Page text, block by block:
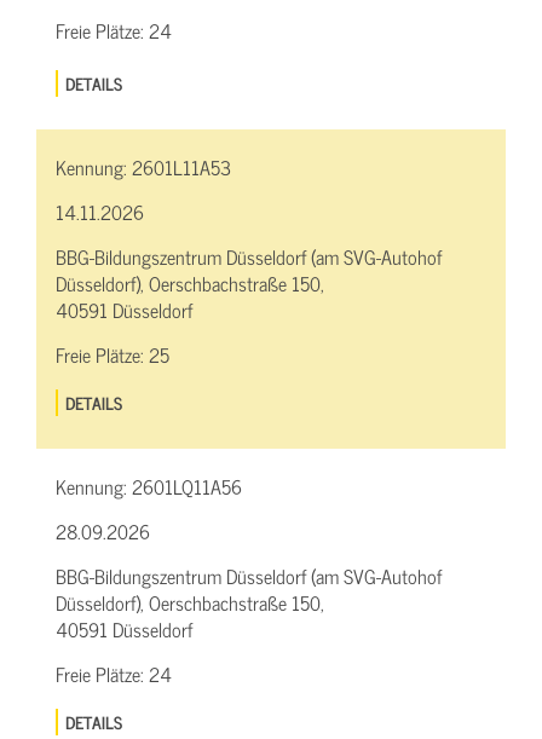
Freie Plätze:24
DETAILS
Kennung:2601L11A53
14.11.2026
BBG-Bildungszentrum Düsseldorf (am SVG-Autohof
Düsseldorf), Oerschbachstraße 150,
40591 Düsseldorf
Freie Plätze:25
DETAILS
Kennung:2601LQ11A56
28.09.2026
BBG-Bildungszentrum Düsseldorf (am SVG-Autohof
Düsseldorf), Oerschbachstraße 150,
40591 Düsseldorf
Freie Plätze:24
DETAILS